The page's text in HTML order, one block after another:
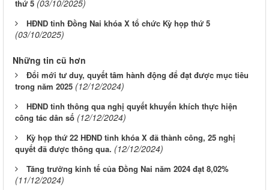
thứ 5 (03/10/2025)
HĐND tỉnh Đồng Nai khóa X tổ chức Kỳ họp thứ 5
(03/10/2025)
Những tin cũ hơn
Đổi mới tư duy, quyết tâm hành động để đạt được mục tiêu
trong năm 2025 (12/12/2024)
HĐND tỉnh thông qua nghị quyết khuyến khích thực hiện
công tác dân số (12/12/2024)
Kỳ họp thứ 22 HĐND tỉnh khóa X đã thành công, 25 nghị
quyết đã được thông qua. (12/12/2024)
Tăng trưởng kinh tế của Đồng Nai năm 2024 đạt 8,02%
(11/12/2024)